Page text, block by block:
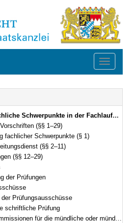
Toggle
(Fachverordnung Justiz – FachV-J) Vom 8. September 2014 (GVBl S. 417) BayRS 2038-3-3-16-J (§§ 1–71)
(§§ 1–29)
fachlicher Schwerpunkte (§ 1)
(§§ 2–11)
(§§ 12–29)
der Prüfungen
Prüfungsausschüsse
schriftliche Prüfung
für die mündliche oder mündlich-praktische Prüfung